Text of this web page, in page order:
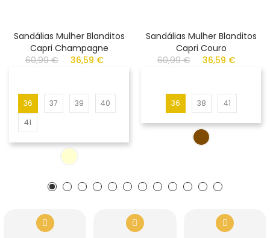
Sandálias Mulher Blanditos
Capri Champagne
60,99 €
36,59 €
36 37 39
40
41
Sandálias Mulher Blanditos
Capri Couro
60,99 €
36,59 €
36 38 41